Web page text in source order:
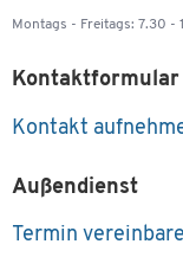
Montags - Freitags: 7.30 -
Kontaktformular
Kontakt
Außendienst
Termin